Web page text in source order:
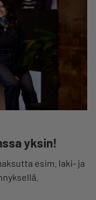
yksin!
esim. laki- ja